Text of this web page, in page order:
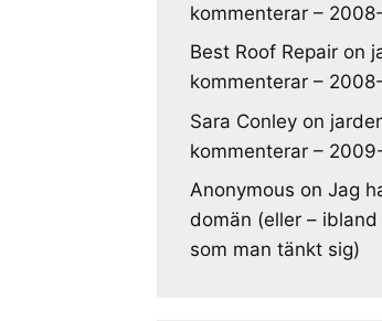
kommenterar –
Best Roof Repair on
kommenterar –
Sara Conley on
kommenterar –
Anonymous on Jag
domän (eller –
som man tänkt sig)